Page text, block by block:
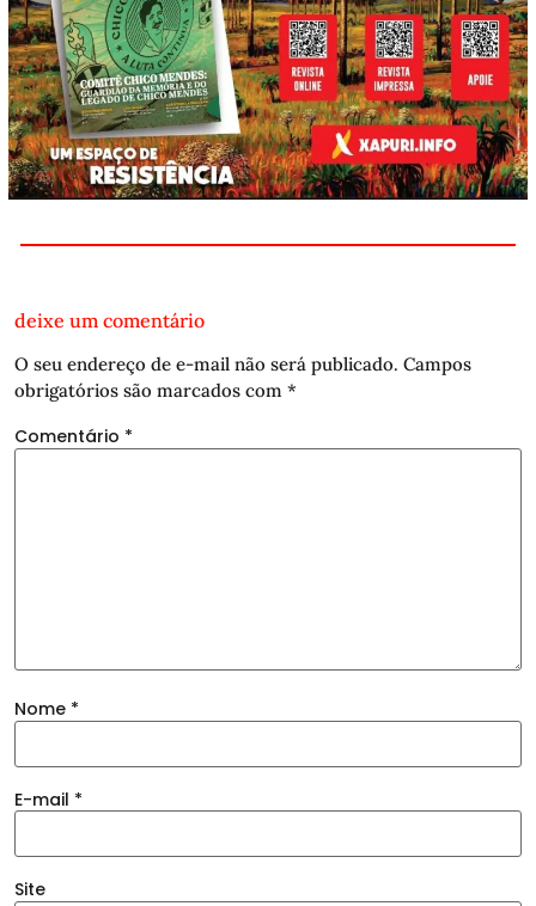
deixe um comentário
O seu endereço de e-mail não será publicado. Campos
obrigatórios são marcados com *
Comentário *
Nome *
E-mail *
Site